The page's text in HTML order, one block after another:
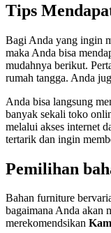
Tips
Bagi Anda yang ingin
maka Anda bisa
mudahnya berikut.
rumah tangga. Anda
Anda bisa langsung
banyak sekali toko
melalui akses internet
tertarik dan ingin
Pemilihan
Bahan furniture
bagaimana Anda akan
merekomendsikan